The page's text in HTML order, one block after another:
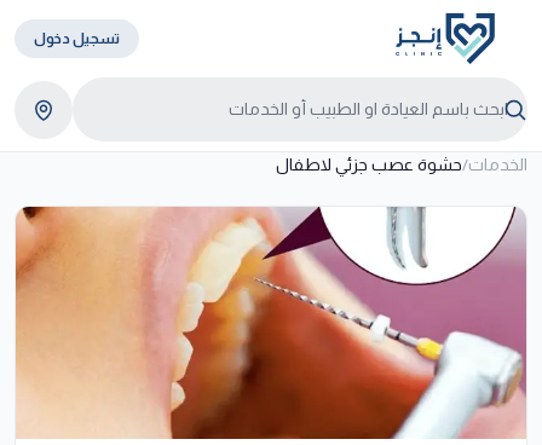
تسجيل دخول
الخدمات/حشوة عصب جزئي لاطفال